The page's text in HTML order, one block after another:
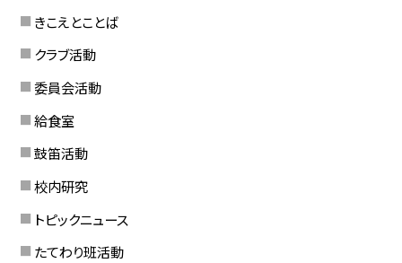
きこえとことば
クラブ活動
委員会活動
給食室
鼓笛活動
校内研究
トピックニュース
たてわり班活動